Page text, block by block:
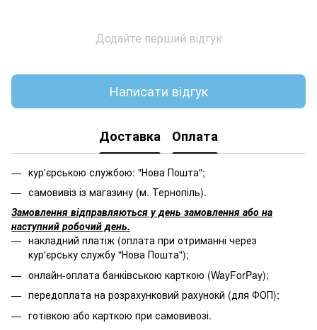
Додайте перший відгук
Написати відгук
Доставка Оплата
кур'єрською службою: "Нова Пошта";
самовивіз із магазину (м. Тернопіль).
Замовлення відправляються у день замовлення або на
наступний робочий день.
накладний платіж (оплата при отриманні через
кур'єрську службу "Нова Пошта");
онлайн-оплата банківською карткою (WayForPay);
передоплата на розрахунковий рахунокй (для ФОП);
готівкою або карткою при самовивозі.